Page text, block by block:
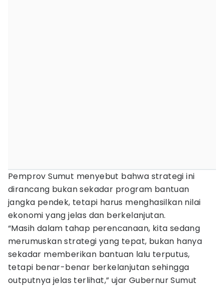
Pemprov Sumut menyebut bahwa strategi ini
dirancang bukan sekadar program bantuan
jangka pendek, tetapi harus menghasilkan nilai
ekonomi yang jelas dan berkelanjutan.
“Masih dalam tahap perencanaan, kita sedang
merumuskan strategi yang tepat, bukan hanya
sekadar memberikan bantuan lalu terputus,
tetapi benar-benar berkelanjutan sehingga
outputnya jelas terlihat,” ujar Gubernur Sumut